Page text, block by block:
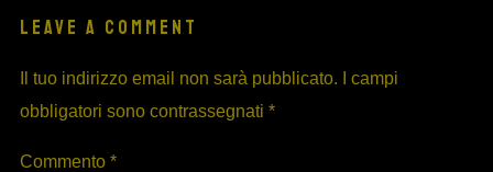
LEAVE A COMMENT
Il tuo indirizzo email non sarà pubblicato.
I campi
obbligatori sono contrassegnati *
Commento *